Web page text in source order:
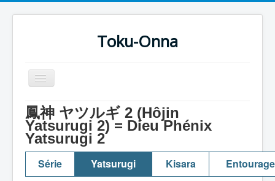
Toku-Onna
Basculer
la
Accueil
Toku-Actrices
Toku-Critiques
Séries
鳳神 ヤツルギ 2 (Hôjin
Yatsurugi 2) = Dieu Phénix
Yatsurugi 2
Série Yatsurugi Kisara Entourage